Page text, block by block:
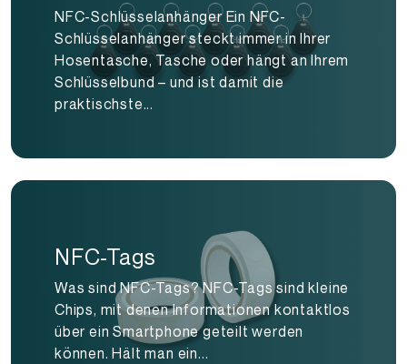
NFC-Schlüsselanhänger Ein NFC-
Schlüsselanhänger steckt immer in Ihrer
Hosentasche, Tasche oder hängt an Ihrem
Schlüsselbund – und ist damit die
praktischste...
NFC-Tags
Was sind NFC-Tags? NFC-Tags sind kleine
Chips, mit denen Informationen kontaktlos
über ein Smartphone geteilt werden
können. Hält man ein...